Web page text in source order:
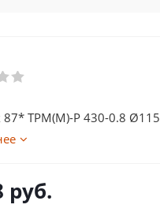
87* ТРМ(М)-Р 430-0.8 Ø115
руб.